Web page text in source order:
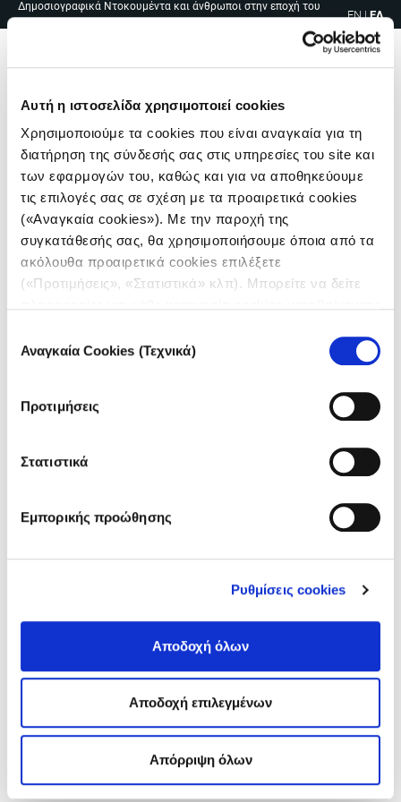
Αυτή η ιστοσελίδα χρησιμοποιεί cookies
Χρησιμοποιούμε τα cookies που είναι αναγκαία για τη
διατήρηση της σύνδεσής σας στις υπηρεσίες του site και
των εφαρμογών του, καθώς και για να αποθηκεύουμε
τις επιλογές σας σε σχέση με τα προαιρετικά cookies
(«Αναγκαία cookies»). Με την παροχή της
συγκατάθεσής σας, θα χρησιμοποιήσουμε όποια από τα
ακόλουθα προαιρετικά cookies επιλέξετε
(«Προτιμήσεις», «Στατιστικά» κλπ). Μπορείτε να δείτε
συγκατάθεσης
Αναγκαία Cookies (Τεχνικά)
Προτιμήσεις
Στατιστικά
Εμπορικής προώθησης
Ρυθμίσεις cookies
Αποδοχή όλων
Αποδοχή επιλεγμένων
Απόρριψη όλων
Skip
to
Δημοσιογραφικά Ντοκουμέντα και άνθρωποι στην εποχή του
EN | ΕΛ
άρθρων
ΑΘΗΝΑ | ΜΑΙΟΣ 2020
Μιχάλης Κοντιζάς, Υπάλληλος δήμου Μυκόνου
Πολιτική συναίνεσης